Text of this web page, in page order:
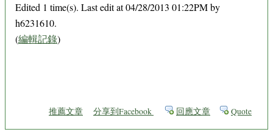
Edited 1 time(s). Last edit at 04/28/2013 01:22PM by
h6231610.
(編輯記錄)
推薦文章 分享到Facebook 回應文章 Quote